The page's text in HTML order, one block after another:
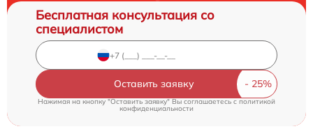
Бесплатная консультация со
специалистом
Оставить заявку
Нажимая на кнопку "Оставить заявку" Вы соглашаетесь c политикой
конфиденциальности